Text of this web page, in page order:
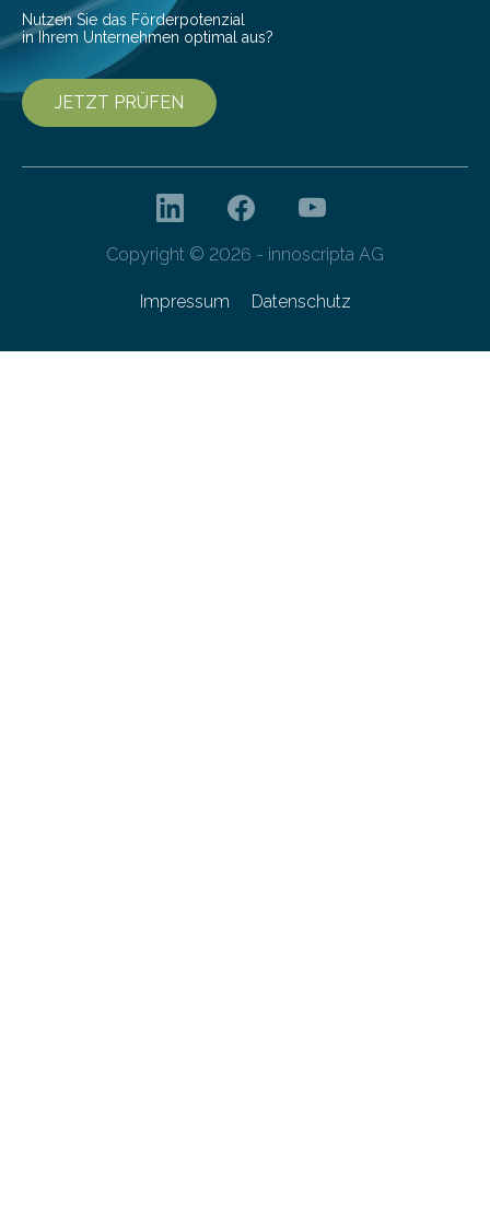
Nutzen Sie das Förderpotenzial
in Ihrem Unternehmen optimal aus?
JETZT PRÜFEN
Copyright © 2026 - innoscripta AG
Impressum Datenschutz